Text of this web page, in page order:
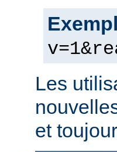
Les
et